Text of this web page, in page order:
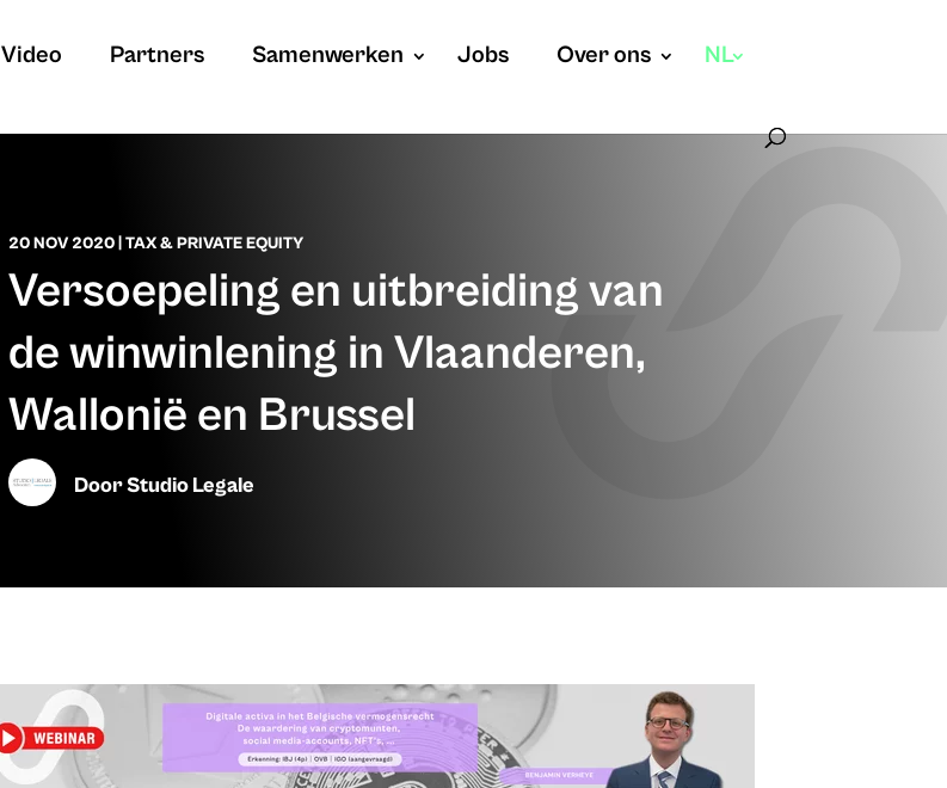
Video Partners Samenwerken Jobs Over ons NL
20 NOV 2020| TAX & PRIVATE EQUITY
Versoepeling en uitbreiding van
de winwinlening in Vlaanderen,
Wallonië en Brussel
DoorStudio Legale